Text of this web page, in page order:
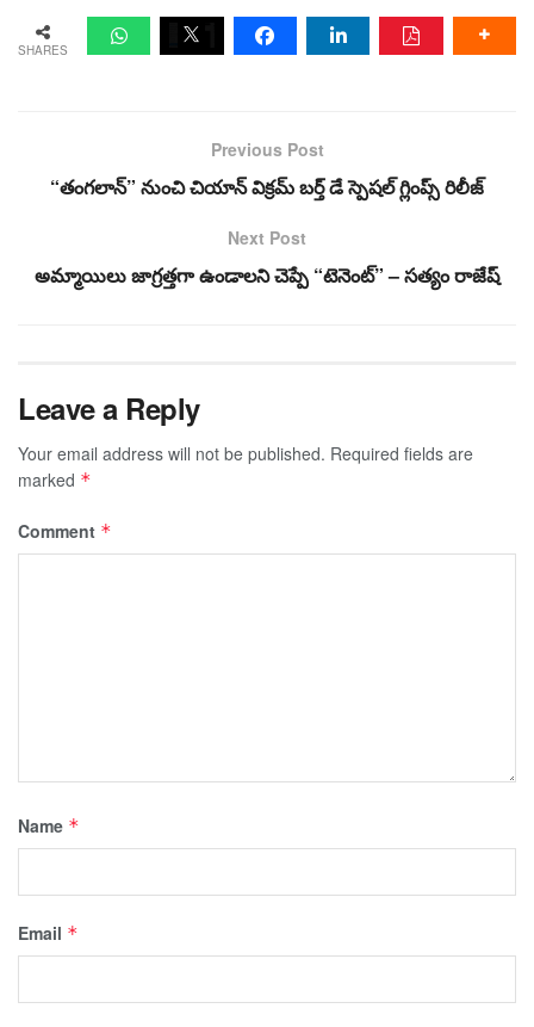
SHARES
Previous Post
“తంగలాన్” నుంచి చియాన్ విక్రమ్ బర్త్ డే స్పెషల్ గ్లింప్స్ రిలీజ్
Next Post
అమ్మాయిలు జాగ్రత్తగా ఉండాలని చెప్పే “టెనెంట్” – సత్యం రాజేష్
Leave a Reply
Your email address will not be published. Required fields are
marked *
Comment *
Name *
Email *